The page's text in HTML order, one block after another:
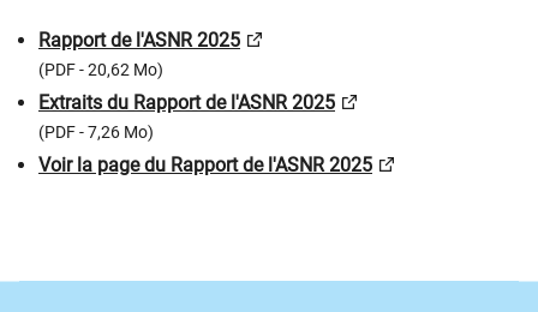
Rapport de l'ASNR 2025
(PDF - 20,62 Mo)
Extraits du Rapport de l'ASNR 2025
(PDF - 7,26 Mo)
Voir la page du Rapport de l'ASNR 2025